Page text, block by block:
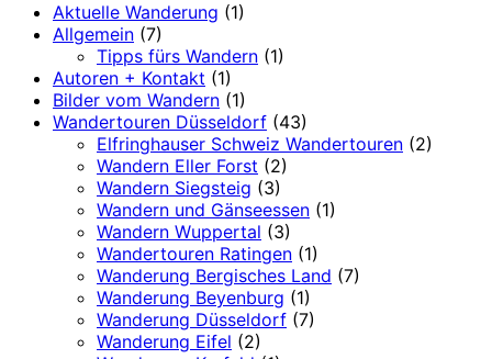
Aktuelle Wanderung (1)
Allgemein (7)
Tipps fürs Wandern (1)
Autoren + Kontakt (1)
Bilder vom Wandern (1)
Wandertouren Düsseldorf (43)
Elfringhauser Schweiz Wandertouren (2)
Wandern Eller Forst (2)
Wandern Siegsteig (3)
Wandern und Gänseessen (1)
Wandern Wuppertal (3)
Wandertouren Ratingen (1)
Wanderung Bergisches Land (7)
Wanderung Beyenburg (1)
Wanderung Düsseldorf (7)
Wanderung Eifel (2)